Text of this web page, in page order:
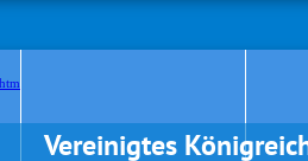
Vereinigtes